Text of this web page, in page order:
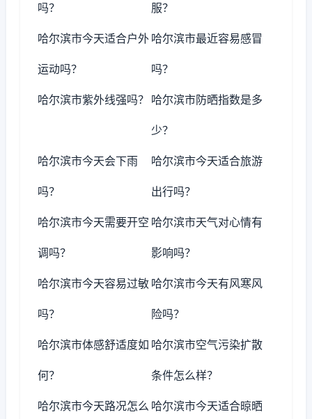
吗？ 服？
哈尔滨市今天适合户外
运动吗？
哈尔滨市最近容易感冒
吗？
哈尔滨市紫外线强吗？ 哈尔滨市防晒指数是多
少？
哈尔滨市今天会下雨
吗？
哈尔滨市今天适合旅游
出行吗？
哈尔滨市今天需要开空
调吗？
哈尔滨市天气对心情有
影响吗？
哈尔滨市今天容易过敏
吗？
哈尔滨市今天有风寒风
险吗？
哈尔滨市体感舒适度如
何？
哈尔滨市空气污染扩散
条件怎么样？
哈尔滨市今天路况怎么 哈尔滨市今天适合晾晒